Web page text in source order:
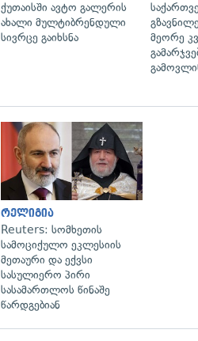
ქუთაისში ავტო გალერის
ახალი მულტიბრენდული
სივრცე გაიხსნა
მეორე
რელიგია
Reuters: სომხეთის
სამოციქულო ეკლესიის
მეთაური და ექვსი
სასულიერო პირი
სასამართლოს წინაშე
წარდგებიან